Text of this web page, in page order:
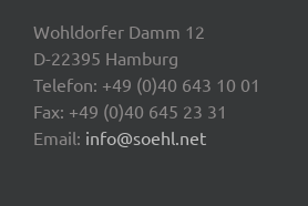
Wohldorfer Damm 12
D-22395 Hamburg
Telefon: +49 (0)40 643 10 01
Fax: +49 (0)40 645 23 31
Email: info@soehl.net